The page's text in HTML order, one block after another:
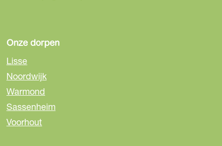
Onze dorpen
Lisse
Noordwijk
Warmond
Sassenheim
Voorhout